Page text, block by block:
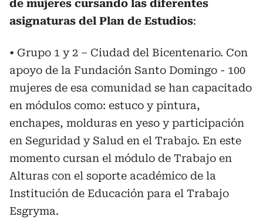
de mujeres cursando las diferentes
asignaturas del Plan de Estudios:
• Grupo 1 y 2 – Ciudad del Bicentenario. Con
apoyo de la Fundación Santo Domingo - 100
mujeres de esa comunidad se han capacitado
en módulos como: estuco y pintura,
enchapes, molduras en yeso y participación
en Seguridad y Salud en el Trabajo. En este
momento cursan el módulo de Trabajo en
Alturas con el soporte académico de la
Institución de Educación para el Trabajo
Esgryma.